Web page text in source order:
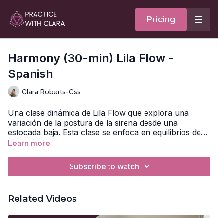
Pricing
Harmony (30-min) Lila Flow -
Spanish
Clara Roberts-Oss
Una clase dinámica de Lila Flow que explora una
variación de la postura de la sirena desde una
estocada baja. Esta clase se enfoca en equilibrios de
pie, activación de core y fortalecimiento de la cadena
cuerpo. Fluye a través de estocadas, guerreros,
planchas laterales y splits de pie antes de llegar a la
Estilo:Lila Flow
30 minutos
Nivel:Intermedio / Avanzado
Material: 2 bloques
Learn more
Subscribe to watch
Related Videos